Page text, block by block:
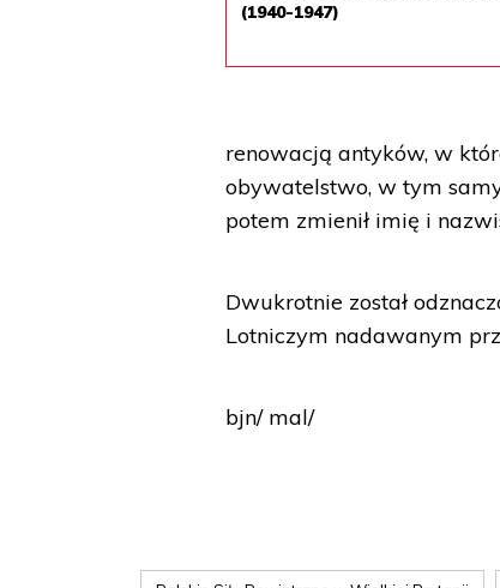
(1940-1947)
renowacją antyków, w
obywatelstwo, w tym
potem zmienił imię i
Dwukrotnie został
Lotniczym nadawanym
bjn/ mal/